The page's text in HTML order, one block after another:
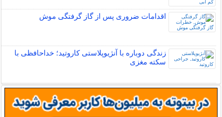
اقدامات ضروری پس از گاز گرفتگی موش
زندگی دوباره با آنژیوپلاستی کاروتید؛ خداحافظی با
سکته مغزی